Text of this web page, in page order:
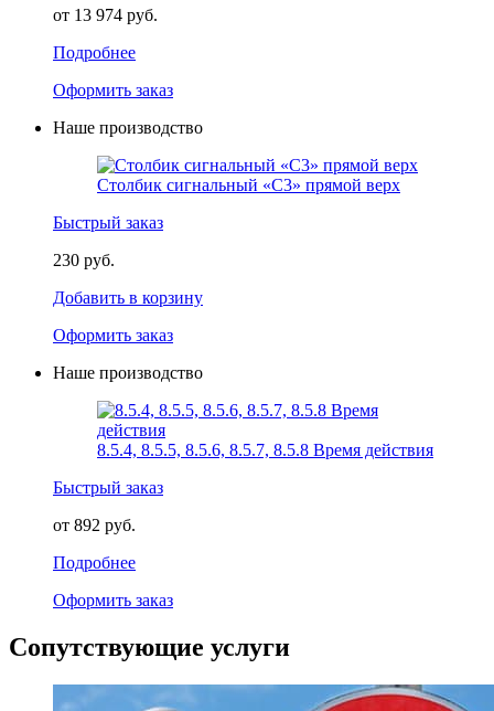
от 13 974 руб.
Подробнее
Оформить заказ
Наше производство
Столбик сигнальный «С3» прямой верх
Быстрый заказ
230 руб.
Добавить в корзину
Оформить заказ
Наше производство
8.5.4, 8.5.5, 8.5.6, 8.5.7, 8.5.8 Время действия
Быстрый заказ
от 892 руб.
Подробнее
Оформить заказ
Сопутствующие услуги